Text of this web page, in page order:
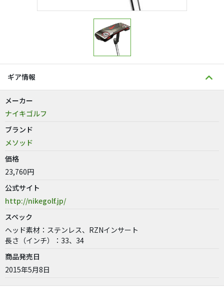
ギア情報
メーカー
ナイキゴルフ
ブランド
メソッド
価格
23,760円
公式サイト
http://nikegolf.jp/
スペック
ヘッド素材：ステンレス、RZNインサート
長さ（インチ）：33、34
商品発売日
2015年5月8日